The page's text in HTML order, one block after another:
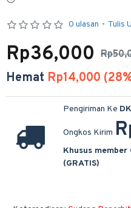
0 ulasan - Tulis
Rp36,000
Hemat Rp14,000
Pengiriman Ke
Ongkos Kirim
Khusus member
(GRATIS)